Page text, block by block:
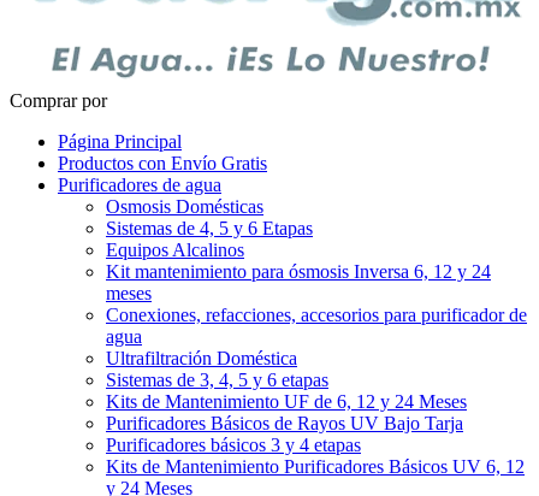
Comprar por
Página Principal
Productos con Envío Gratis
Purificadores de agua
Osmosis Domésticas
Sistemas de 4, 5 y 6 Etapas
Equipos Alcalinos
Kit mantenimiento para ósmosis Inversa 6, 12 y 24
meses
Conexiones, refacciones, accesorios para purificador de
agua
Ultrafiltración Doméstica
Sistemas de 3, 4, 5 y 6 etapas
Kits de Mantenimiento UF de 6, 12 y 24 Meses
Purificadores Básicos de Rayos UV Bajo Tarja
Purificadores básicos 3 y 4 etapas
Kits de Mantenimiento Purificadores Básicos UV 6, 12
y 24 Meses